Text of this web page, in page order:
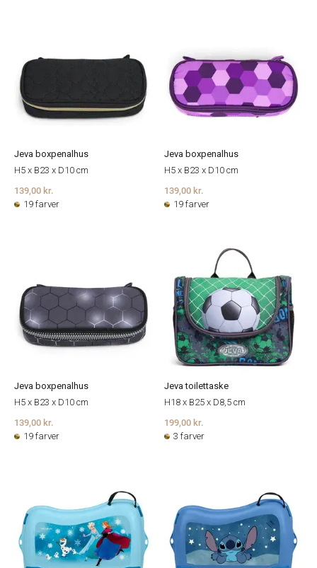
Jeva boxpenalhus
H5 x B23 x D10 cm
139,00 kr.
19 farver
Jeva boxpenalhus
H5 x B23 x D10 cm
139,00 kr.
19 farver
Jeva boxpenalhus
H5 x B23 x D10 cm
139,00 kr.
19 farver
Jeva toilettaske
H18 x B25 x D8,5 cm
199,00 kr.
3 farver